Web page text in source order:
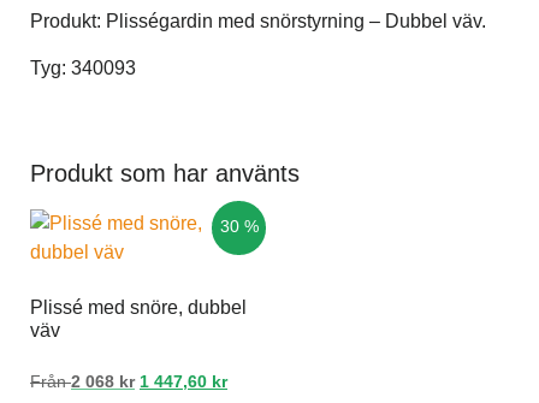
Produkt: Plisségardin med snörstyrning – Dubbel väv.
Tyg: 340093
Produkt som har använts
30 %
Plissé med snöre, dubbel
väv
Från 2 068 kr 1 447,60 kr